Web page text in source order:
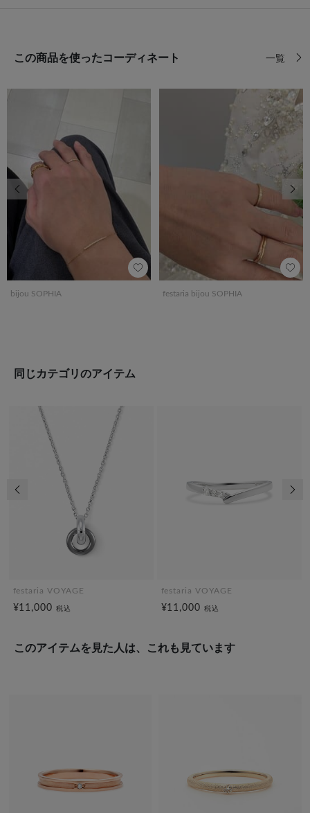
この商品を使ったコーディネート 一覧
bijou SOPHIA festaria bijou SOPHIA
前の画像
同じカテゴリのアイテム
festaria VOYAGE
¥11,000税込
festaria VOYAGE
¥11,000税込
前の画像
このアイテムを見た人は、これも見ています